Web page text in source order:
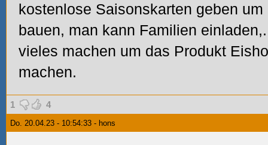
kostenlose Saisonskarten geben
bauen, man kann Familien
vieles machen um das Produkt
machen.
1 4
Do. 20.04.23 - 10:54:33 - hons